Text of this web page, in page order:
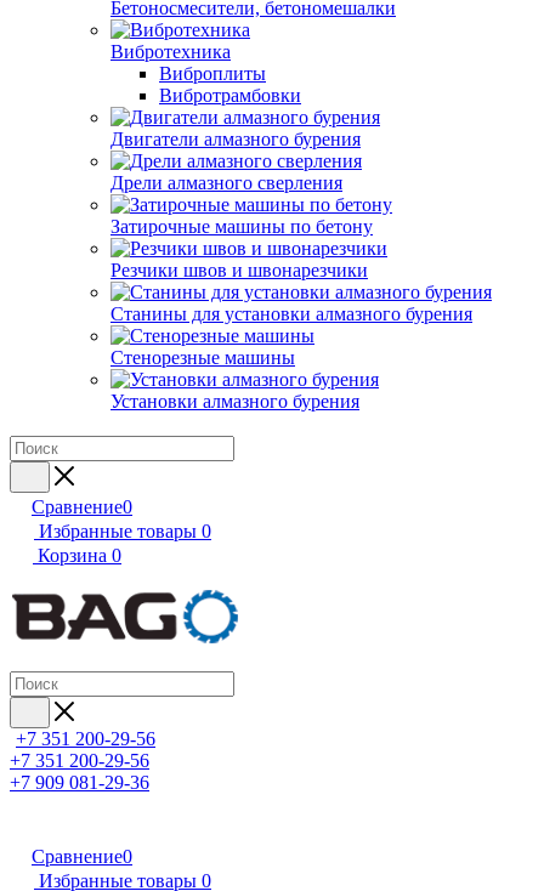
Бетоносмесители, бетономешалки
Вибротехника
Виброплиты
Вибротрамбовки
Двигатели алмазного бурения
Дрели алмазного сверления
Затирочные машины по бетону
Резчики швов и швонарезчики
Станины для установки алмазного бурения
Стенорезные машины
Установки алмазного бурения
Сравнение0
Избранные товары 0
Корзина 0
+7 351 200-29-56
+7 351 200-29-56
+7 909 081-29-36
Сравнение0
Избранные товары 0